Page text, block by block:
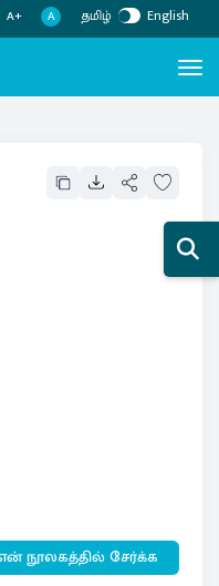
A+ A தமிழ் English
நூலகத்தில் சேர்க்க